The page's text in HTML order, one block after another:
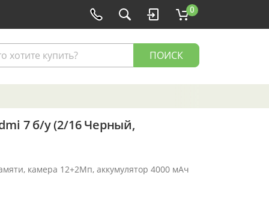
0
ПОИСК
7 б/у (2/16 Черный,
камера 12+2Мп, аккумулятор 4000 мАч